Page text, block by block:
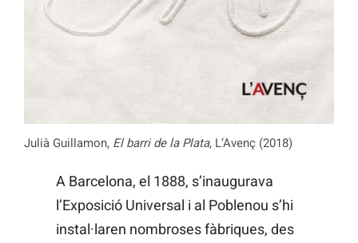
Julià Guillamon, El barri de la Plata, L’Avenç (2018)
A Barcelona, el 1888, s’inaugurava
l’Exposició Universal i al Poblenou s’hi
instal·laren nombroses fàbriques, des